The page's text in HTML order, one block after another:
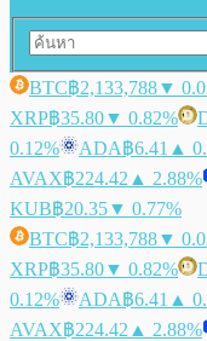
BTC฿2,133,788▼
XRP฿35.80▼ 0.82%
0.12%
ADA฿6.41 ▲
AVAX฿224.42 ▲ 2.88%
KUB฿20.35▼ 0.77%
BTC฿2,133,788▼
XRP฿35.80▼ 0.82%
0.12%
ADA฿6.41 ▲
AVAX฿224.42 ▲ 2.88%